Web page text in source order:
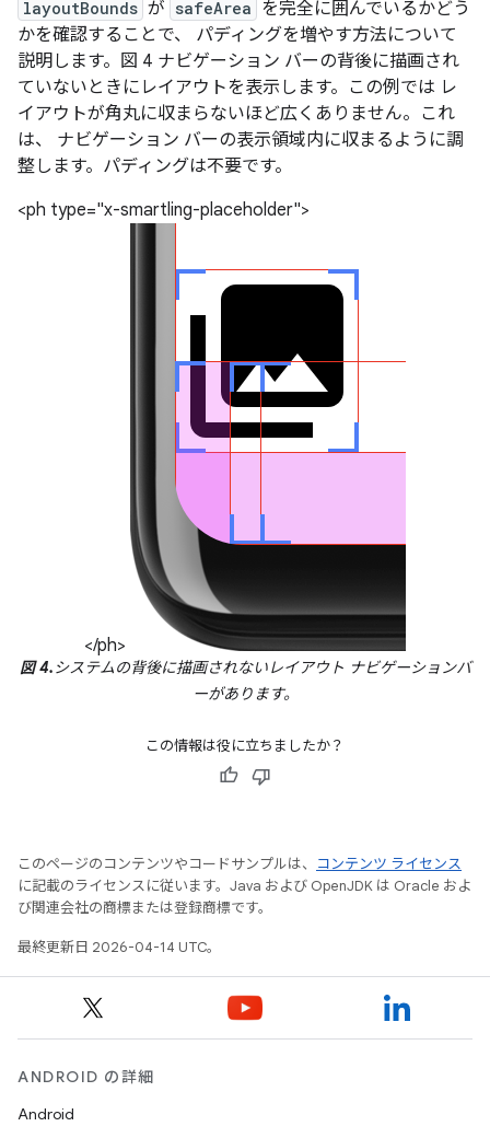
layoutBounds が safeArea を完全に囲んでいるかどう
かを確認することで、 パディングを増やす方法について
説明します。図 4 ナビゲーション バーの背後に描画され
ていないときにレイアウトを表示します。この例では レ
イアウトが角丸に収まらないほど広くありません。これ
は、 ナビゲーション バーの表示領域内に収まるように調
整します。パディングは不要です。
<ph type="x-smartling-placeholder">
</ph>
図 4.システムの背後に描画されないレイアウト ナビゲーションバ
ーがあります。
この情報は役に立ちましたか？
このページのコンテンツやコードサンプルは、
コンテンツ ライセンス
に記載のライセンスに従います。Java および OpenJDK は Oracle およ
び関連会社の商標または登録商標です。
最終更新日 2026-04-14 UTC。
ANDROID の詳細
Android